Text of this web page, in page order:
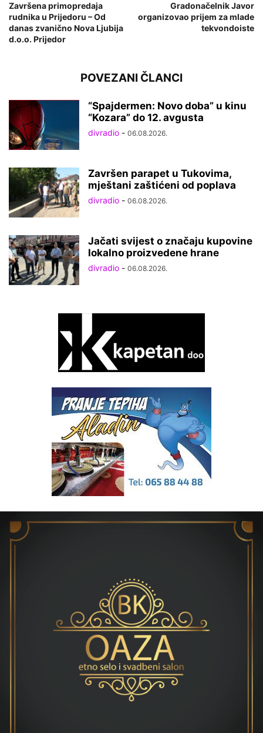
Završena primopredaja
rudnika u Prijedoru – Od
danas zvanično Nova Ljubija
d.o.o. Prijedor
Gradonačelnik Javor
organizovao prijem za mlade
tekvondoiste
POVEZANI ČLANCI
“Spajdermen: Novo doba” u kinu
“Kozara” do 12. avgusta
divradio - 06.08.2026.
Završen parapet u Tukovima,
mještani zaštićeni od poplava
divradio - 06.08.2026.
Jačati svijest o značaju kupovine
lokalno proizvedene hrane
divradio - 06.08.2026.